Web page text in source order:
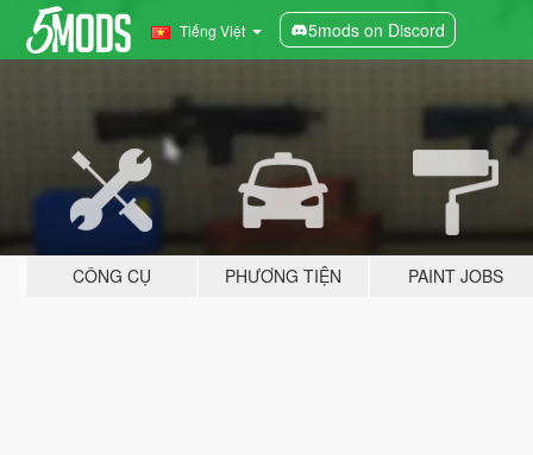
Tiếng Việt 5mods on Discord
CÔNG CỤ PHƯƠNG TIỆN PAINT JOBS